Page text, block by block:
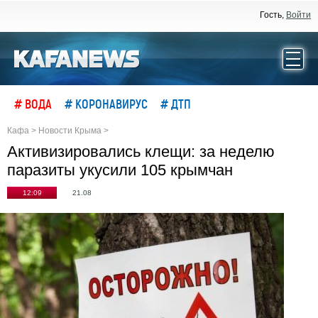
Гость, Войти
# ВОДА # КОРОНАВИРУС # ДТП
Кафа > Новости Крыма >
Активизировались клещи: за неделю
паразиты укусили 105 крымчан
12:09 21.08